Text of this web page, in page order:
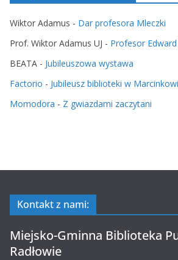
Wiktor Adamus - Dar profesora Mleczki
Prof. Wiktor Adamus UJ - Profesor
BEATA - Jubileuszowa wystawa
Factorio - Jubileusz biblioteki w
Momodora - Z gwiazdami zaczytani
Kontakt z nami:
Miejsko-Gminna Biblioteka
Radłowie